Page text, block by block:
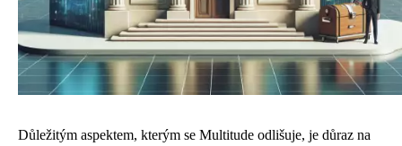
Důležitým aspektem, kterým se Multitude odlišuje, je důraz na